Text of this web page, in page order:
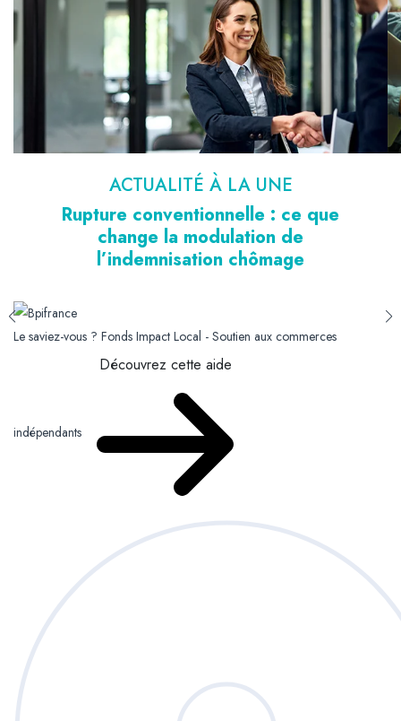
ACTUALITÉ À LA UNE
Rupture conventionnelle : ce que
change la modulation de
l’indemnisation chômage
Le saviez-vous ? Fonds Impact Local - Soutien aux commerces
indépendants
Découvrez cette aide